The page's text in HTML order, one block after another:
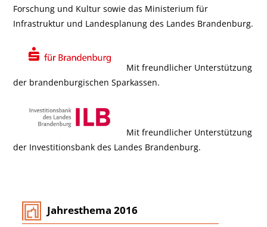
Forschung und Kultur sowie das Ministerium für
Infrastruktur und Landesplanung des Landes Brandenburg.
Mit freundlicher Unterstützung
der brandenburgischen Sparkassen.
Mit freundlicher Unterstützung
der Investitionsbank des Landes Brandenburg.
Jahresthema 2016